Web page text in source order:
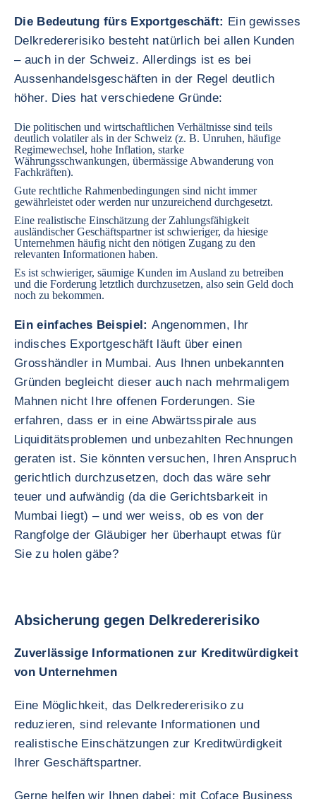
Die Bedeutung fürs Exportgeschäft: Ein gewisses
Delkredererisiko besteht natürlich bei allen Kunden
– auch in der Schweiz. Allerdings ist es bei
Aussenhandelsgeschäften in der Regel deutlich
höher. Dies hat verschiedene Gründe:
Die politischen und wirtschaftlichen Verhältnisse sind teils
deutlich volatiler als in der Schweiz (z. B. Unruhen, häufige
Regimewechsel, hohe Inflation, starke
Währungsschwankungen, übermässige Abwanderung von
Fachkräften).
Gute rechtliche Rahmenbedingungen sind nicht immer
gewährleistet oder werden nur unzureichend durchgesetzt.
Eine realistische Einschätzung der Zahlungsfähigkeit
ausländischer Geschäftspartner ist schwieriger, da hiesige
Unternehmen häufig nicht den nötigen Zugang zu den
relevanten Informationen haben.
Es ist schwieriger, säumige Kunden im Ausland zu betreiben
und die Forderung letztlich durchzusetzen, also sein Geld doch
noch zu bekommen.
Ein einfaches Beispiel:Angenommen, Ihr
indisches Exportgeschäft läuft über einen
Grosshändler in Mumbai. Aus Ihnen unbekannten
Gründen begleicht dieser auch nach mehrmaligem
Mahnen nicht Ihre offenen Forderungen. Sie
erfahren, dass er in eine Abwärtsspirale aus
Liquiditätsproblemen und unbezahlten Rechnungen
geraten ist. Sie könnten versuchen, Ihren Anspruch
gerichtlich durchzusetzen, doch das wäre sehr
teuer und aufwändig (da die Gerichtsbarkeit in
Mumbai liegt) – und wer weiss, ob es von der
Rangfolge der Gläubiger her überhaupt etwas für
Sie zu holen gäbe?
Absicherung gegen Delkredererisiko
Zuverlässige Informationen zur Kreditwürdigkeit
von Unternehmen
Eine Möglichkeit, das Delkredererisiko zu
reduzieren, sind relevante Informationen und
realistische Einschätzungen zur Kreditwürdigkeit
Ihrer Geschäftspartner.
Gerne helfen wir Ihnen dabei: mit Coface Business